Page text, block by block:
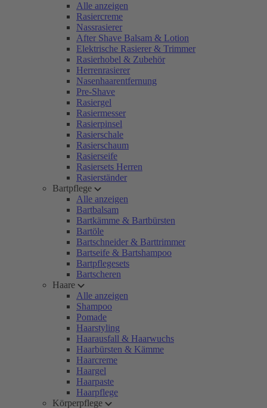
Alle anzeigen
Rasiercreme
Nassrasierer
After Shave Balsam & Lotion
Elektrische Rasierer & Trimmer
Rasierhobel & Zubehör
Herrenrasierer
Nasenhaarentfernung
Pre-Shave
Rasiergel
Rasiermesser
Rasierpinsel
Rasierschale
Rasierschaum
Rasierseife
Rasiersets Herren
Rasierständer
Bartpflege
Alle anzeigen
Bartbalsam
Bartkämme & Bartbürsten
Bartöle
Bartschneider & Barttrimmer
Bartseife & Bartshampoo
Bartpflegesets
Bartscheren
Haare
Alle anzeigen
Shampoo
Pomade
Haarstyling
Haarausfall & Haarwuchs
Haarbürsten & Kämme
Haarcreme
Haargel
Haarpaste
Haarpflege
Körperpflege